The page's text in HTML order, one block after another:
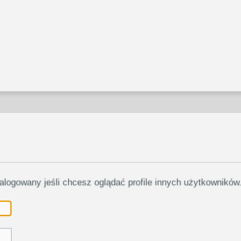
jeśli chcesz oglądać profile innych użytkowników.